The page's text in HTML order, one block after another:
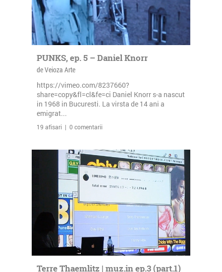
PUNKS, ep. 5 – Daniel Knorr
de Veioza Arte
https://vimeo.com/8237660?
share=copy&fl=cl&fe=ci Daniel Knorr s-a nascut
in 1968 in Bucuresti. La virsta de 14 ani a
emigrat...
19 afisari | 0 comentarii
Terre Thaemlitz | muz.in ep.3 (part.1)